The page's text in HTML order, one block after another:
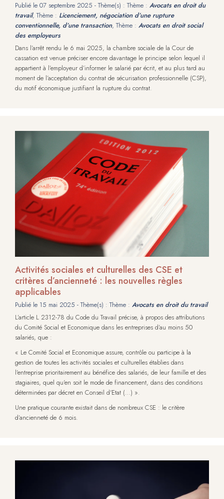
Publié le 07 septembre 2025 - Thème(s) : Thème : Avocats en droit du
travail, Thème : Licenciement, négociation d’une rupture
conventionnelle, d’une transaction, Thème : Avocats en droit social
des employeurs
Dans l’arrêt rendu le 6 mai 2025, la chambre sociale de la Cour de
cassation est venue préciser encore davantage le principe selon lequel il
appartient à l’employeur d’informer le salarié par écrit, et au plus tard au
moment de l’acceptation du contrat de sécurisation professionnelle (CSP),
du motif économique justifiant la rupture du contrat.
Activités sociales et culturelles des CSE et
critères d’ancienneté : les nouvelles règles
applicables
Publié le 15 mai 2025 - Thème(s) : Thème : Avocats en droit du travail
L’article L 2312-78 du Code du Travail précise, à propos des attributions
du Comité Social et Economique dans les entreprises d’au moins 50
salariés, que :
« Le Comité Social et Economique assure, contrôle ou participe à la
gestion de toutes les activités sociales et culturelles établies dans
l'entreprise prioritairement au bénéfice des salariés, de leur famille et des
stagiaires, quel qu'en soit le mode de financement, dans des conditions
déterminées par décret en Conseil d'Etat (…) ».
Une pratique courante existait dans de nombreux CSE : le critère
d’ancienneté de 6 mois.